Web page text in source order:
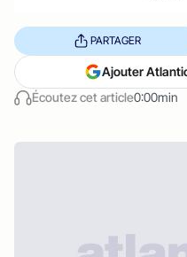
Écoutez cet article0:00min
PARTAGER
Ajouter